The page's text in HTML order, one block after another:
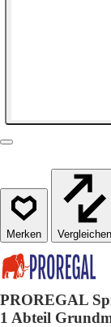
Vergleichen
PROREGAL
1 Abteil